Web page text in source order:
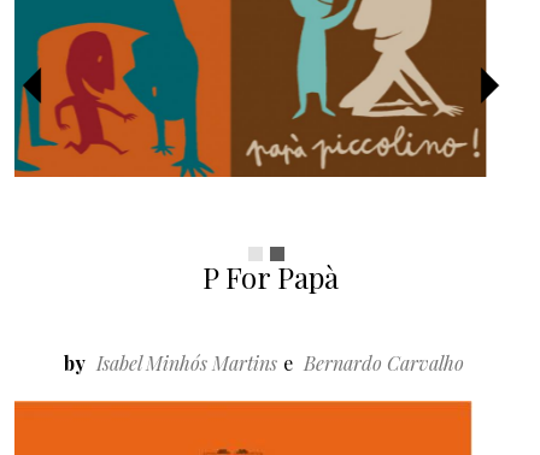
Previous
P For Papà
by Isabel Minhós Martins Bernardo Carvalho